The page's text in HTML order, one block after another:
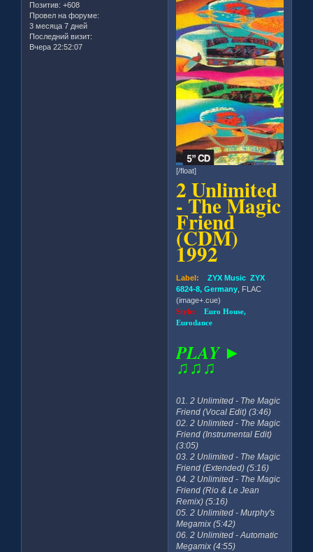
Позитив: +608
Провел на форуме:
3 месяца 7 дней
Последний визит:
Вчера 22:52:07
[/float]
2 Unlimited
- The Magic
Friend
(CDM)
1992
Label: ZYX Music ZYX
6824-8, Germany , FLAC
(image+.cue)
Style:Euro House,
Eurodance
PLAY ►
♫♫♫
01. 2 Unlimited - The Magic
Friend (Vocal Edit) (3:46)
02. 2 Unlimited - The Magic
Friend (Instrumental Edit)
(3:05)
03. 2 Unlimited - The Magic
Friend (Extended) (5:16)
04. 2 Unlimited - The Magic
Friend (Rio & Le Jean
Remix) (5:16)
05. 2 Unlimited - Murphy's
Megamix (5:42)
06. 2 Unlimited - Automatic
Megamix (4:55)